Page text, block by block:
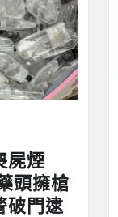
屍煙
頭擁槍
破門逮